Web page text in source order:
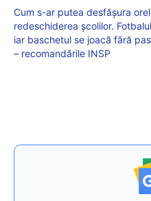
Cum s-ar putea desfășura
redeschiderea școlilor.
iar baschetul se joacă fără
– recomandările INSP